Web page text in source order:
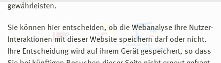
gewährleisten.
Sie können hier entscheiden, ob die Webanalyse Ihre Nutzer-
Interaktionen mit dieser Website speichern darf oder nicht.
Ihre Entscheidung wird auf ihrem Gerät gespeichert, so dass